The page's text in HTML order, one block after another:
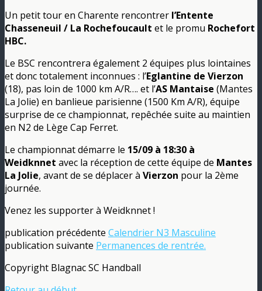
Un petit tour en Charente rencontrer l’Entente
Chasseneuil / La Rochefoucault et le promu Rochefort
HBC.
Le BSC rencontrera également 2 équipes plus lointaines
et donc totalement inconnues : l’Eglantine de Vierzon
(18), pas loin de 1000 km A/R…. et l’AS Mantaise (Mantes
La Jolie) en banlieue parisienne (1500 Km A/R), équipe
surprise de ce championnat, repêchée suite au maintien
en N2 de Lège Cap Ferret.
Le championnat démarre le 15/09 à 18:30 à
Weidknnet avec la réception de cette équipe de Mantes
La Jolie, avant de se déplacer à Vierzon pour la 2ème
journée.
Venez les supporter à Weidknnet !
publication précédente Calendrier N3 Masculine
publication suivante Permanences de rentrée.
Copyright Blagnac SC Handball